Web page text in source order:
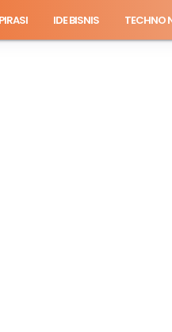
IDE BISNIS TECHNO